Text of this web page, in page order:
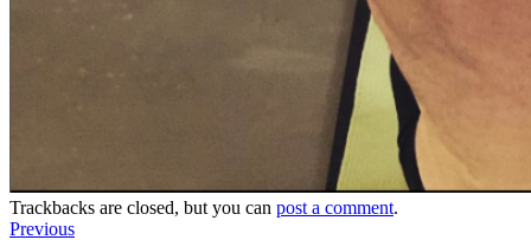
Trackbacks are closed, but you can post a comment.
Previous